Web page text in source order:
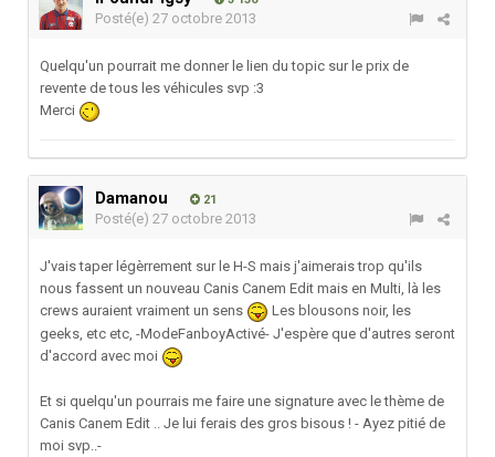
Posté(e) 27 octobre 2013
Quelqu'un pourrait me donner le lien du topic sur le prix de
revente de tous les véhicules svp :3
Merci
Damanou 21
Posté(e) 27 octobre 2013
J'vais taper légèrrement sur le H-S mais j'aimerais trop qu'ils
nous fassent un nouveau Canis Canem Edit mais en Multi, là les
crews auraient vraiment un sens
Les blousons noir, les
geeks, etc etc, -ModeFanboyActivé- J'espère que d'autres seront
d'accord avec moi
Et si quelqu'un pourrais me faire une signature avec le thème de
Canis Canem Edit .. Je lui ferais des gros bisous ! - Ayez pitié de
moi svp..-